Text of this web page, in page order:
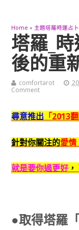
Home » 主題塔羅時運占卜
塔羅_
後的重
comfortarot
Comment
尋意推出 「2013
針對你關注的愛情
就是要你過更好，
●取得塔羅